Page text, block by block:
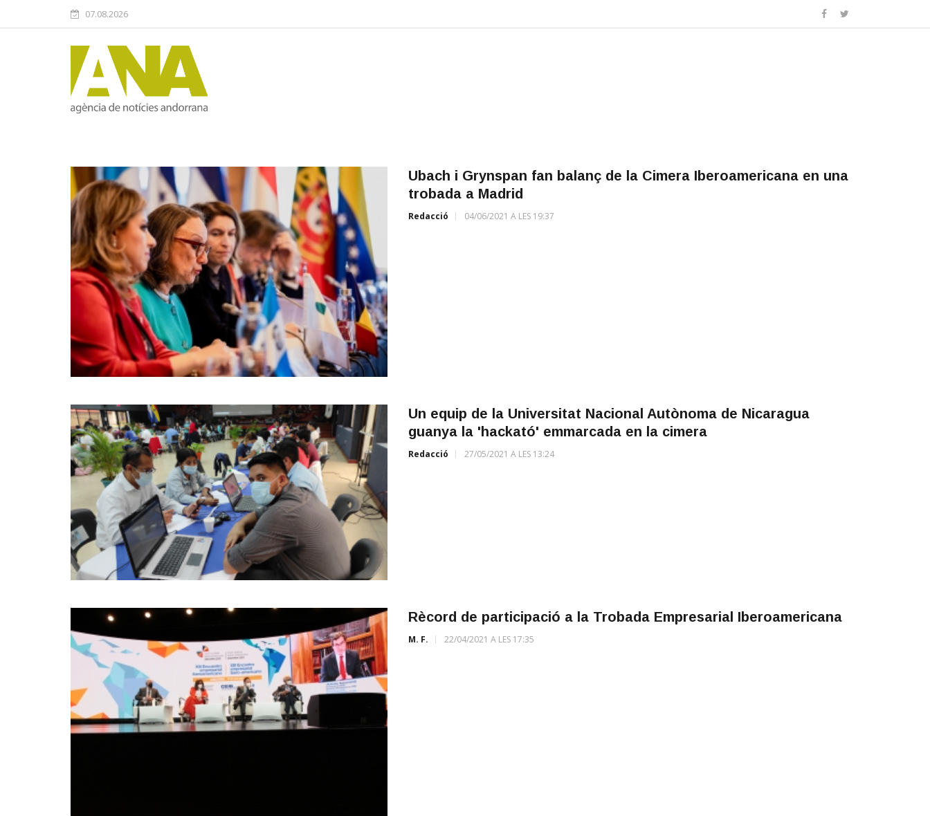
07.08.2026
Ubach i Grynspan fan balanç de la Cimera Iberoamericana en una
trobada a Madrid
Redacció 04/06/2021 A LES 19:37
Un equip de la Universitat Nacional Autònoma de Nicaragua
guanya la 'hackató' emmarcada en la cimera
Redacció 27/05/2021 A LES 13:24
Rècord de participació a la Trobada Empresarial Iberoamericana
M. F. 22/04/2021 A LES 17:35